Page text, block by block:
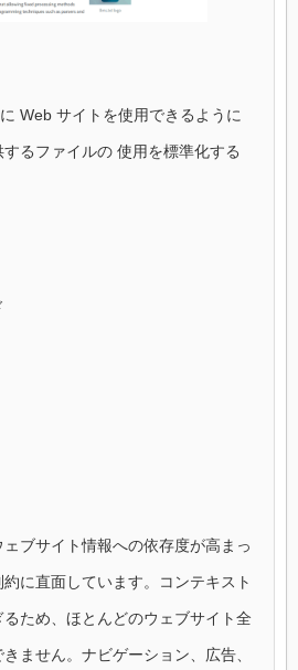
Web サイトを使用できるように
るファイルの 使用を標準化する
ブサイト情報への依存度が高まっ
に直面しています。コンテキスト
ため、ほとんどのウェブサイト全
ません。ナビゲーション、広告、